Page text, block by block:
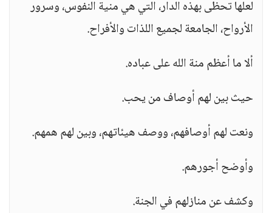
لعلها تحظى بهذه الدار، التي هي منية النفوس، وسرور
الأرواح، الجامعة لجميع اللذات والأفراح.
ألا ما أعظم منة الله على عباده.
حيث بين لهم أوصاف من يحب.
ونعت لهم أوصافهم، ووصف هيئاتهم، وبين لهم همهم.
وأوضح أجورهم.
وكشف عن منازلهم في الجنة.